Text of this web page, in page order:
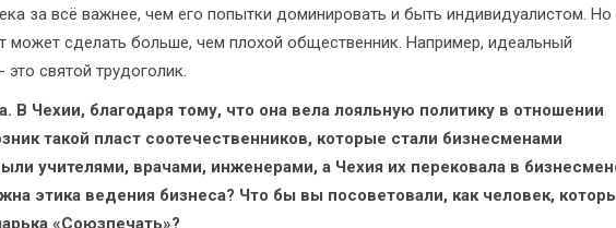
за всё важнее, чем его попытки доминировать и быть индивидуалистом. Но
может сделать больше, чем плохой общественник. Например, идеальный
святой трудоголик.
В Чехии, благодаря тому, что она вела лояльную политику в отношении
такой пласт соотечественников, которые стали бизнесменами
учителями, врачами, инженерами, а Чехия их перековала в
этика ведения бизнеса? Что бы вы посоветовали, как человек,
«Союзпечать»?